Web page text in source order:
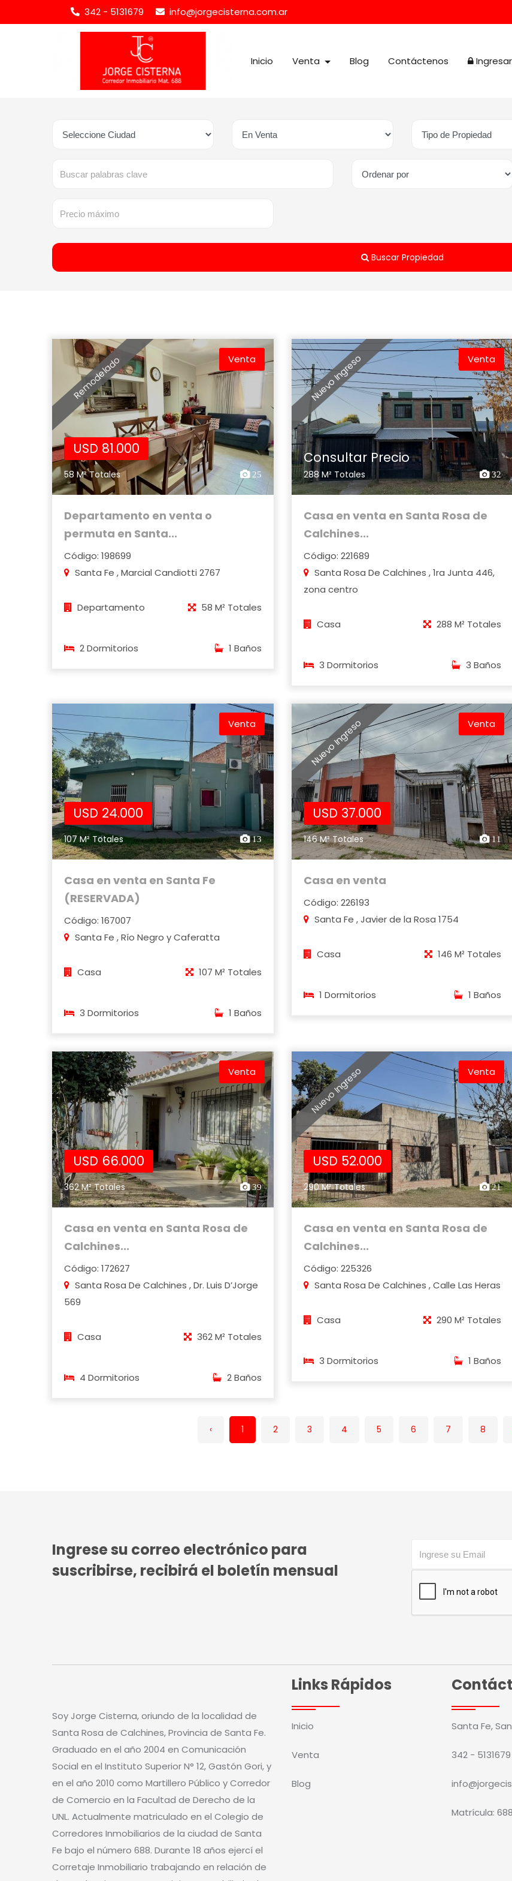
342 - 5131679 info@jorgecisterna.com.ar
Inicio Venta Blog Contáctenos Ingresar
Buscar Propiedad
Remodelado Venta
USD 81.000
58 M² Totales 25
Departamento en venta o
permuta en Santa...
Código: 198699
Santa Fe , Marcial Candiotti 2767
Departamento 58 M² Totales
2 Dormitorios 1 Baños
Nuevo Ingreso Venta
Consultar Precio
288 M² Totales 32
Casa en venta en Santa Rosa de
Calchines...
Código: 221689
Santa Rosa De Calchines , 1ra Junta 446,
zona centro
Casa 288 M² Totales
3 Dormitorios 3 Baños
Venta
USD 24.000
107 M² Totales 13
Casa en venta en Santa Fe
(RESERVADA)
Código: 167007
Santa Fe , Río Negro y Caferatta
Casa 107 M² Totales
3 Dormitorios 1 Baños
Nuevo Ingreso Venta
USD 37.000
146 M² Totales 11
Casa en venta
Código: 226193
Santa Fe , Javier de la Rosa 1754
Casa 146 M² Totales
1 Dormitorios 1 Baños
Venta
USD 66.000
362 M² Totales 39
Casa en venta en Santa Rosa de
Calchines...
Código: 172627
Santa Rosa De Calchines , Dr. Luis D’Jorge
569
Casa 362 M² Totales
4 Dormitorios 2 Baños
Nuevo Ingreso Venta
USD 52.000
290 M² Totales 21
Casa en venta en Santa Rosa de
Calchines...
Código: 225326
Santa Rosa De Calchines , Calle Las Heras
Casa 290 M² Totales
3 Dormitorios 1 Baños
‹ 1 2 3 4 5 6 7 8
Ingrese su correo electrónico para
suscribirse, recibirá el boletín mensual
Soy Jorge Cisterna, oriundo de la localidad de
Santa Rosa de Calchines, Provincia de Santa Fe.
Graduado en el año 2004 en Comunicación
Social en el Instituto Superior N° 12, Gastón Gori, y
en el año 2010 como Martillero Público y Corredor
de Comercio en la Facultad de Derecho de la
UNL. Actualmente matriculado en el Colegio de
Corredores Inmobiliarios de la ciudad de Santa
Fe bajo el número 688. Durante 18 años ejercí el
Corretaje Inmobiliario trabajando en relación de
Links Rápidos
Inicio
Venta
Blog
Santa Fe,
342 - 5131679
Matrícula: 688